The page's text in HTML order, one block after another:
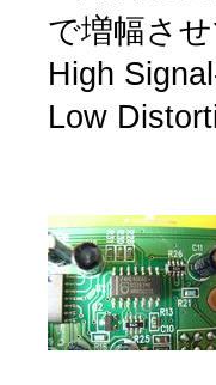
で増幅さ
High
Low